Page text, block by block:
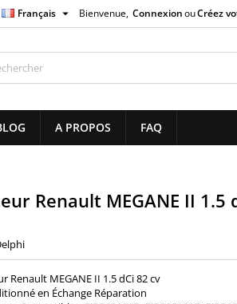
Bienvenue, ConnexionouCréez
Français 
A PROPOS FAQ
Renault MEGANE II 1.5
Renault MEGANE II 1.5 dCi 82 cv
en Échange Réparation
×
list
×
×